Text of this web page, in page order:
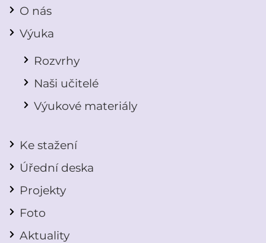
O nás
Výuka
Rozvrhy
Naši učitelé
Výukové materiály
Ke stažení
Úřední deska
Projekty
Foto
Aktuality